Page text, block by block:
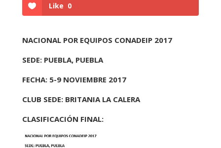
Like 0
NACIONAL POR EQUIPOS CONADEIP 2017
SEDE: PUEBLA, PUEBLA
FECHA: 5-9 NOVIEMBRE 2017
CLUB SEDE: BRITANIA LA CALERA
CLASIFICACIÓN FINAL: